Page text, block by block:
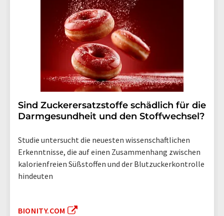
Sind Zuckerersatzstoffe schädlich für die
Darmgesundheit und den Stoffwechsel?
Studie untersucht die neuesten wissenschaftlichen
Erkenntnisse, die auf einen Zusammenhang zwischen
kalorienfreien Süßstoffen und der Blutzuckerkontrolle
hindeuten
BIONITY.COM